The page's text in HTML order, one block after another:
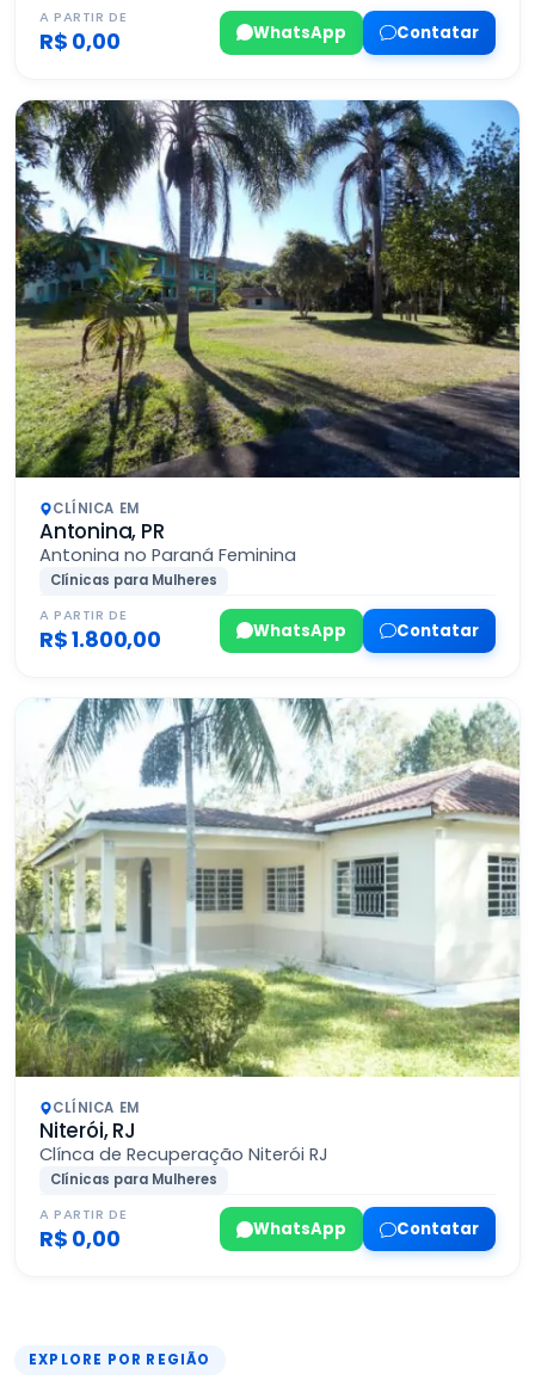
A PARTIR DE
R$ 0,00 WhatsApp Contatar
CLÍNICA EM
Antonina, PR
Antonina no Paraná Feminina
Clínicas para Mulheres
A PARTIR DE
R$ 1.800,00 WhatsApp Contatar
CLÍNICA EM
Niterói, RJ
Clínca de Recuperação Niterói RJ
Clínicas para Mulheres
A PARTIR DE
R$ 0,00 WhatsApp Contatar
EXPLORE POR REGIÃO